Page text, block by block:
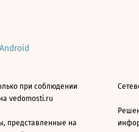
при соблюдении
vedomosti.ru
представленные на